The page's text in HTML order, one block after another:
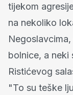
tijekom
na nekoliko
bolnice, a neki
Ristićevog
"To su teške